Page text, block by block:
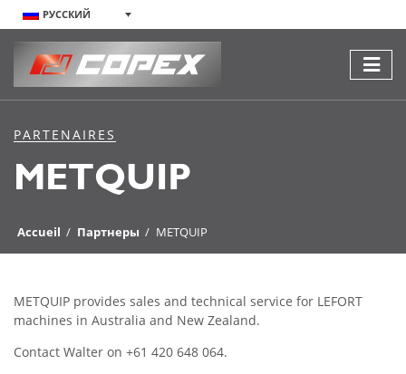
РУССКИЙ
PARTENAIRES
METQUIP
Accueil / Партнеры / METQUIP
METQUIP provides sales and technical service for LEFORT
machines in Australia and New Zealand.
Contact Walter on +61 420 648 064.